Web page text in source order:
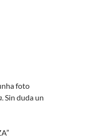
foto
. Sin duda un